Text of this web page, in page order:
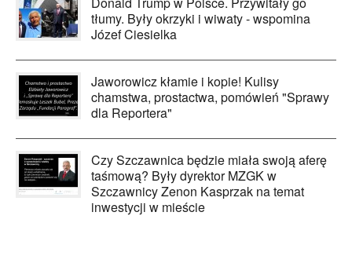
tłumy. Były okrzyki i wiwaty - wspomina
Józef Ciesielka
Jaworowicz kłamie i kopie! Kulisy
chamstwa, prostactwa, pomówień "Sprawy
dla Reportera"
Czy Szczawnica będzie miała swoją aferę
taśmową? Były dyrektor MZGK w
Szczawnicy Zenon Kasprzak na temat
inwestycji w mieście